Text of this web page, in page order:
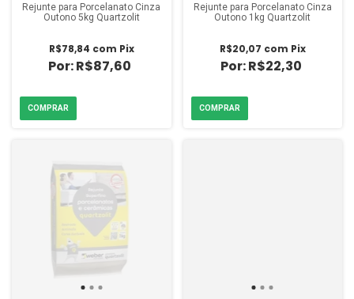
Rejunte para Porcelanato Cinza
Outono 5kg Quartzolit
R$87,60
R$78,84 com Pix
Rejunte para Porcelanato Cinza
Outono 1kg Quartzolit
R$22,30
R$20,07 com Pix